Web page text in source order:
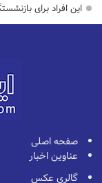
این افراد برای
صفحه اصلی
عناوین اخبار
گالری عکس